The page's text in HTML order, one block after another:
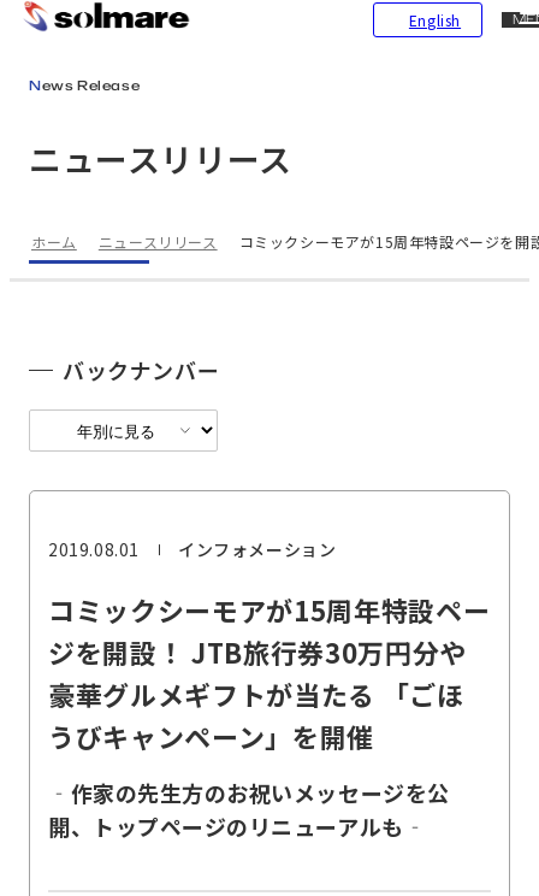
English
ニュースリリース
News Release
ホーム ニュースリリース コミックシーモアが15周年特設ページを
2019.08.01 インフォメーション
コミックシーモアが15周年特設ペー
ジを開設！ JTB旅行券30万円分や
豪華グルメギフトが当たる 「ごほ
うびキャンペーン」を開催
‐作家の先生方のお祝いメッセージを公
開、トップページのリニューアルも‐
バックナンバー